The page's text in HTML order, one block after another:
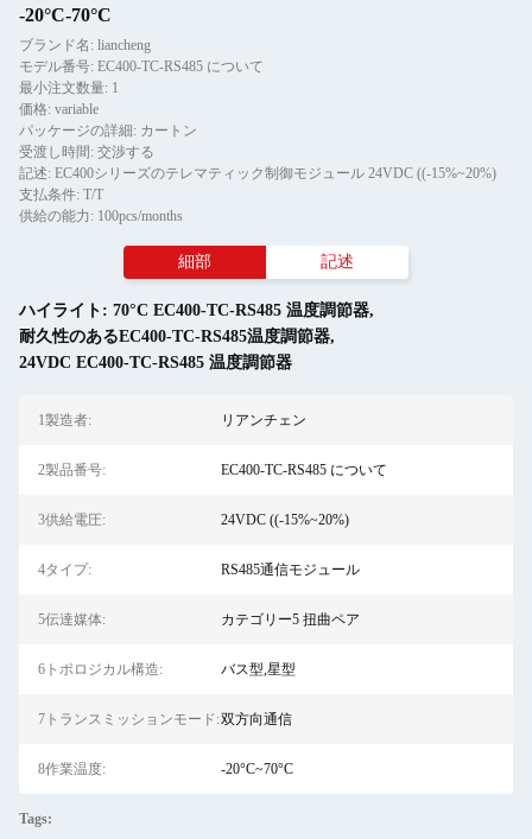
-20°C-70°C
ブランド名: liancheng
モデル番号: EC400-TC-RS485 について
最小注文数量: 1
価格: variable
パッケージの詳細: カートン
受渡し時間: 交渉する
記述: EC400シリーズのテレマティック制御モジュール 24VDC ((-15%~20%)
支払条件: T/T
供給の能力: 100pcs/months
細部 記述
ハイライト: 70°C EC400-TC-RS485 温度調節器,
耐久性のあるEC400-TC-RS485温度調節器,
24VDC EC400-TC-RS485 温度調節器
1製造者: リアンチェン
2製品番号: EC400-TC-RS485 について
3供給電圧: 24VDC ((-15%~20%)
4タイプ: RS485通信モジュール
5伝達媒体: カテゴリー5 扭曲ペア
6トポロジカル構造: バス型,星型
7トランスミッションモード:双方向通信
8作業温度: -20°C~70°C
Tags: